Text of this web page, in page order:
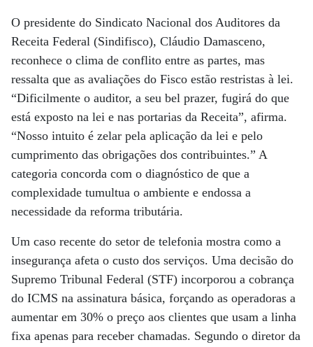
O presidente do Sindicato Nacional dos Auditores da
Receita Federal (Sindifisco), Cláudio Damasceno,
reconhece o clima de conflito entre as partes, mas
ressalta que as avaliações do Fisco estão restristas à lei.
“Dificilmente o auditor, a seu bel prazer, fugirá do que
está exposto na lei e nas portarias da Receita”, afirma.
“Nosso intuito é zelar pela aplicação da lei e pelo
cumprimento das obrigações dos contribuintes.” A
categoria concorda com o diagnóstico de que a
complexidade tumultua o ambiente e endossa a
necessidade da reforma tributária.
Um caso recente do setor de telefonia mostra como a
insegurança afeta o custo dos serviços. Uma decisão do
Supremo Tribunal Federal (STF) incorporou a cobrança
do ICMS na assinatura básica, forçando as operadoras a
aumentar em 30% o preço aos clientes que usam a linha
fixa apenas para receber chamadas. Segundo o diretor da